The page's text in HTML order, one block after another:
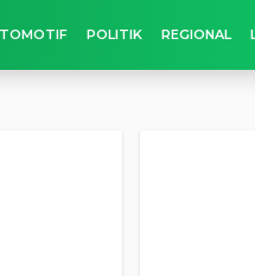
POLITIK REGIONAL